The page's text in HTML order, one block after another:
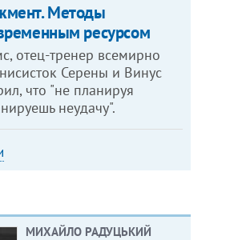
Методы
ресурсом
отец-тренер всемирно
Серены и Винус
что "не планируя
неудачу".
МИХАЙЛО РАДУЦЬКИЙ